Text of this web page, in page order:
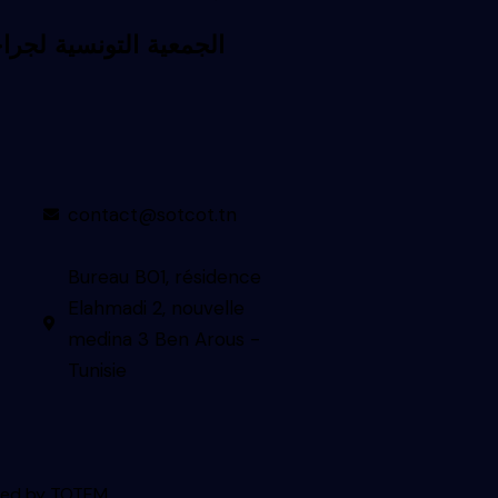
contact@sotcot.tn
Bureau B01, résidence
Elahmadi 2, nouvelle
medina 3 Ben Arous -
Tunisie